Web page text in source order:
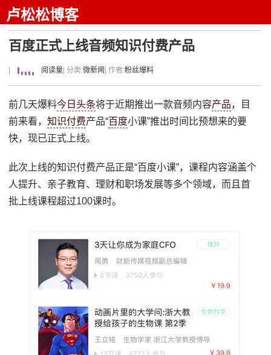
卢松松博客
百度正式上线音频知识付费产品
阅读量 | 分类:微新闻 | 作者:粉丝爆料
前几天爆料今日头条将于近期推出一款音频内容产品，目
前来看，知识付费产品“百度小课”推出时间比预想来的要
快，现已正式上线。
此次上线的知识付费产品正是“百度小课”，课程内容涵盖个
人提升、亲子教育、理财和职场发展等多个领域，而且首
批上线课程超过100课时。